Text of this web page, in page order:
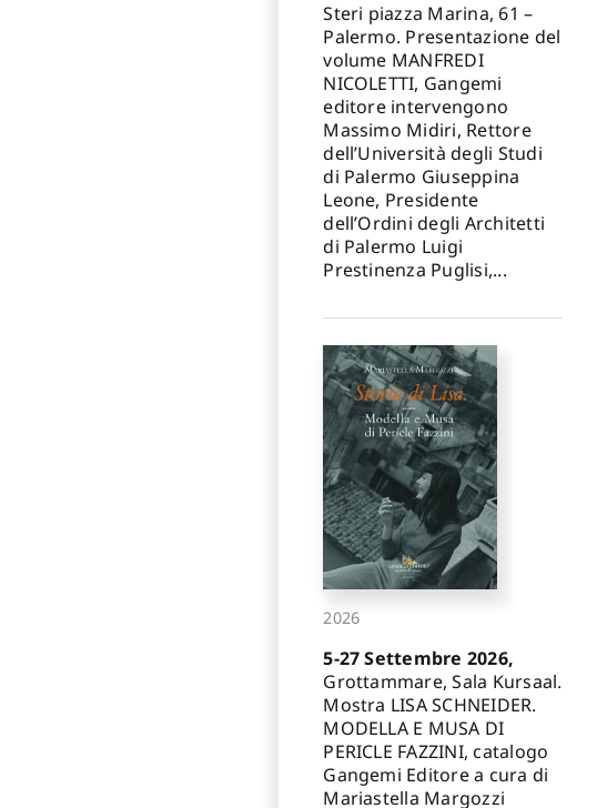
Steri piazza Marina, 61 –
Palermo. Presentazione del
volume MANFREDI
NICOLETTI, Gangemi
editore intervengono
Massimo Midiri, Rettore
dell’Università degli Studi
di Palermo Giuseppina
Leone, Presidente
dell’Ordini degli Architetti
di Palermo Luigi
Prestinenza Puglisi,...
2026
5-27 Settembre 2026,
Grottammare, Sala Kursaal.
Mostra LISA SCHNEIDER.
MODELLA E MUSA DI
PERICLE FAZZINI, catalogo
Gangemi Editore a cura di
Mariastella Margozzi